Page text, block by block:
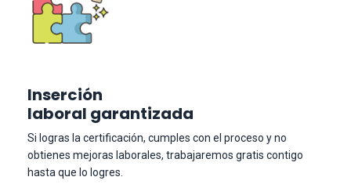
Inserción
laboral garantizada
Si logras la certificación, cumples con el proceso y no
obtienes mejoras laborales, trabajaremos gratis contigo
hasta que lo logres.